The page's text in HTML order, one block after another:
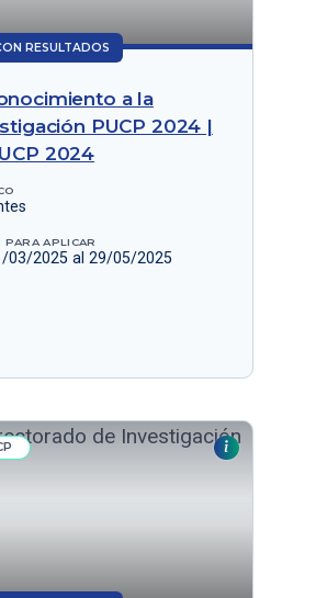
RESULTADOS
a la
PUCP 2024 |
2024
PARA APLICAR
03/2025 al 29/05/2025